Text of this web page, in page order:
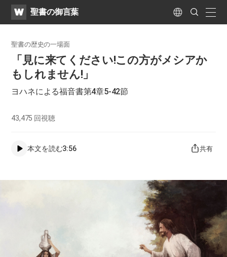
WATV聖書の御言葉 Language
Search
Submit
聖書の歴史の一場面
「見に来てください!この方がメシアか
もしれません!」
ヨハネによる福音書第4章5-42節
43,475 回視聴
本文を読む3:56 共有